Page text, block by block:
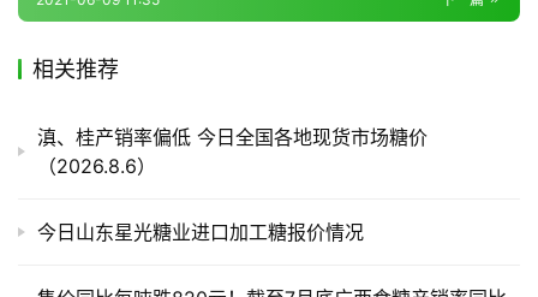
产
相关推荐
滇、桂产销率偏低 今日全国各地现货市场糖价
（2026.8.6）
今日山东星光糖业进口加工糖报价情况